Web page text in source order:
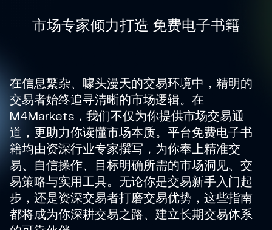
Trading
市场专家倾力打造 免费电子书籍
在信息繁杂、噱头漫天的交易环境中，精明的
交易者始终追寻清晰的市场逻辑。在
M4Markets，我们不仅为你提供市场交易通
道，更助力你读懂市场本质。平台免费电子书
籍均由资深行业专家撰写，为你奉上精准交
易、自信操作、目标明确所需的市场洞见、交
易策略与实用工具。无论你是交易新手入门起
步，还是资深交易者打磨交易优势，这些指南
都将成为你深耕交易之路、建立长期交易体系